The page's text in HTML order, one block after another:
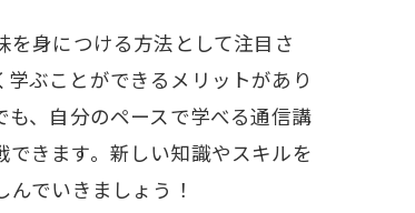
身につける方法として注目さ
ぶことができるメリットがあり
、自分のペースで学べる通信講
きます。新しい知識やスキルを
でいきましょう！